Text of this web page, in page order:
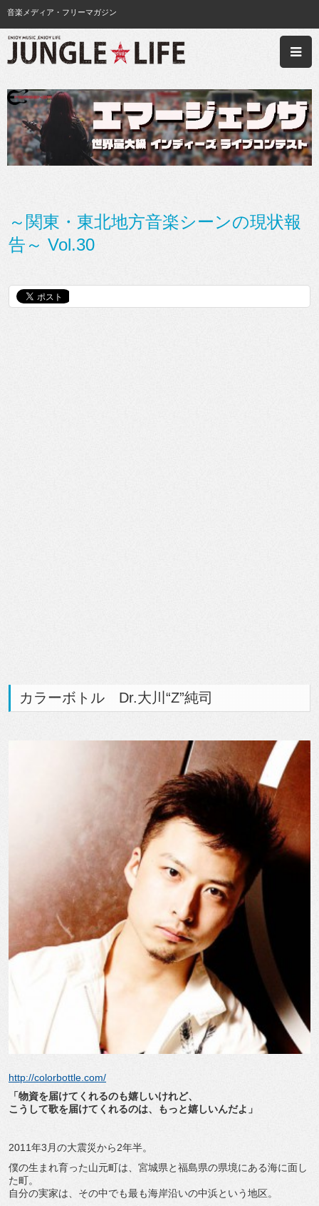
音楽メディア・フリーマガジン
～関東・東北地方音楽シーンの現状報
告～ Vol.30
カラーボトル Dr.大川“Z”純司
http://colorbottle.com/
「物資を届けてくれるのも嬉しいけれど、
こうして歌を届けてくれるのは、もっと嬉しいんだよ」
2011年3月の大震災から2年半。
僕の生まれ育った山元町は、宮城県と福島県の県境にある海に面し
た町。
自分の実家は、その中でも最も海岸沿いの中浜という地区。